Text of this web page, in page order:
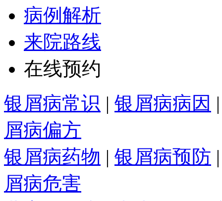
病例解析
来院路线
在线预约
银屑病常识 | 银屑病病因
屑病偏方
银屑病药物 | 银屑病预防
屑病危害